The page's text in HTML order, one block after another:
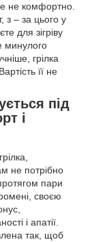
не комфортно.
з – за цього у
для зігріву
минулого
грілка
її не
під
і
не потрібно
пари
своєю
і апатії.
так, щоб